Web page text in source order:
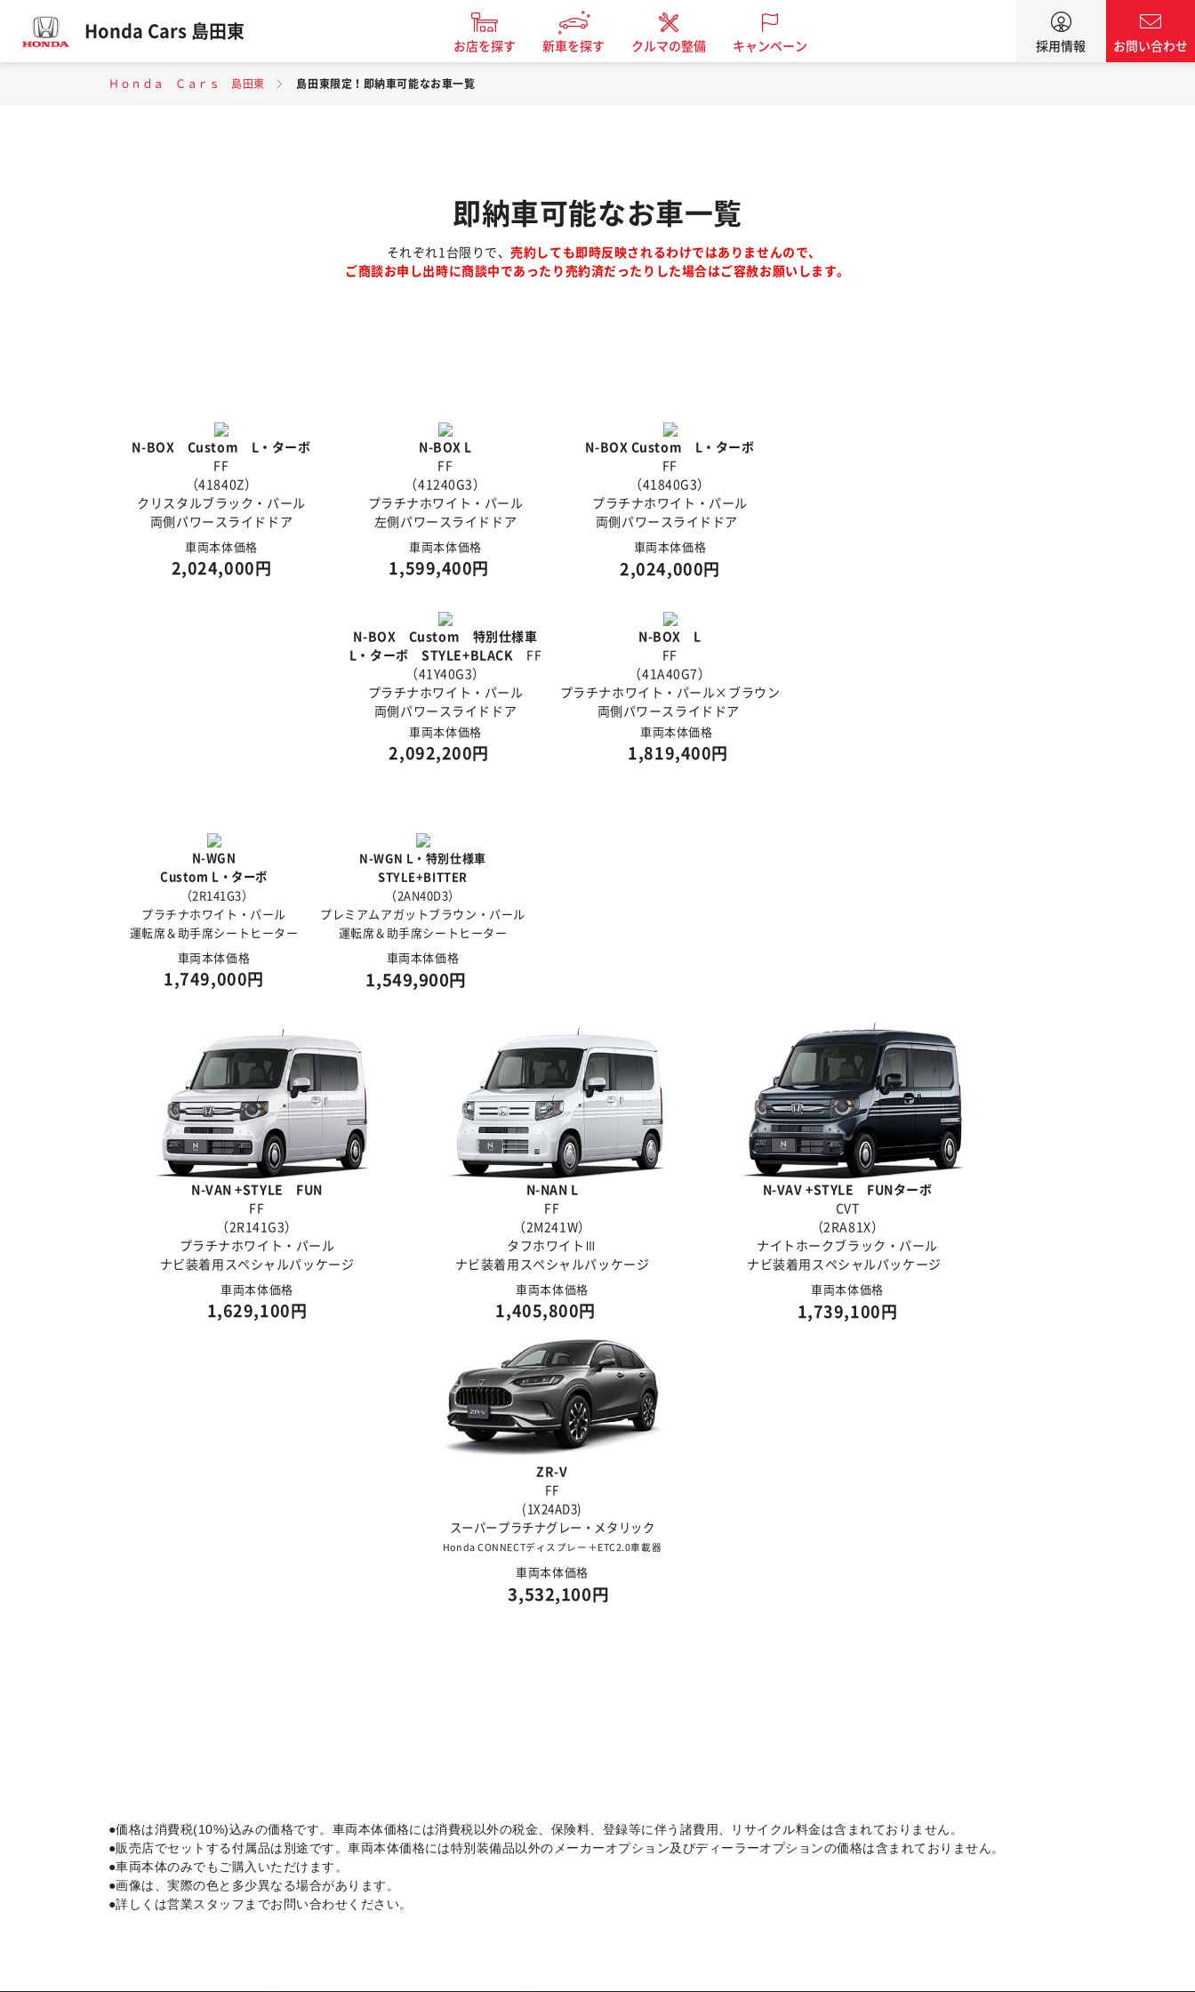
Honda Cars 島田東
お店を探す 新車を探す クルマの整備 キャンペーン 採用情報 お問い合わせ
Ｈｏｎｄａ Ｃａｒｓ 島田東 島田東限定！即納車可能なお車一覧
即納車可能なお車一覧
それぞれ1台限りで、売約しても即時反映されるわけではありませんので、
ご商談お申し出時に商談中であったり売約済だったりした場合はご容赦お願いします。
N-BOX Custom L・ターボ
FF
（41840Z）
クリスタルブラック・パール
両側パワースライドドア
N-BOX L
FF
（41240G3）
プラチナホワイト・パール
左側パワースライドドア
N-BOX Custom L・ターボ
FF
（41840G3）
プラチナホワイト・パール
両側パワースライドドア
車両本体価格
2,024,000円
車両本体価格
1,599,400円
車両本体価格
2,024,000円
N-BOX Custom 特別仕様車
L・ターボ STYLE+BLACK
FF
（41Y40G3）
プラチナホワイト・パール
両側パワースライドドア
N-BOX L
FF
（41A40G7）
プラチナホワイト・パール×ブラウン
両側パワースライドドア
車両本体価格
2,092,200円
車両本体価格
1,819,400円
N-WGN
Custom L・ターボ
（2R141G3）
プラチナホワイト・パール
運転席＆助手席シートヒーター
N-WGN L・特別仕様車
STYLE+BITTER
（2AN40D3）
プレミアムアガットブラウン・パール
運転席＆助手席シートヒーター
車両本体価格
1,749,000円
車両本体価格
1,549,900円
N-VAN +STYLE FUN
FF
（2R141G3）
プラチナホワイト・パール
ナビ装着用スペシャルパッケージ
N-NAN L
FF
（2M241W）
タフホワイトⅢ
ナビ装着用スペシャルパッケージ
N-VAV +STYLE FUNターボ
CVT
（2RA81X）
ナイトホークブラック・パール
ナビ装着用スペシャルパッケージ
車両本体価格
1,629,100円
車両本体価格
1,405,800円
車両本体価格
1,739,100円
ZR-V
FF
(1X24AD3)
スーパープラチナグレー・メタリック
Honda CONNECTディスプレー＋ETC2.0車載器
車両本体価格
3,532,100円
●価格は消費税(10%)込みの価格です。車両本体価格には消費税以外の税金、保険料、登録等に伴う諸費用、リサイクル料金は含まれておりません。
●販売店でセットする付属品は別途です。車両本体価格には特別装備品以外のメーカーオプション及びディーラーオプションの価格は含まれておりません。
●車両本体のみでもご購入いただけます。
●画像は、実際の色と多少異なる場合があります。
●詳しくは営業スタッフまでお問い合わせください。